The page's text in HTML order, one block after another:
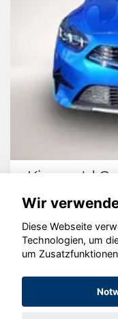
Kia cee'd
©
Wir
Diese Webseite
Technologien, um
um